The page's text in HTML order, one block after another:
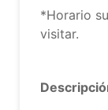
*Horario
visitar.